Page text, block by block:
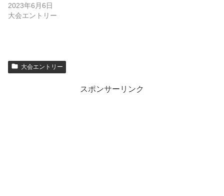
2023年6月6日
大会エントリー
大会エントリー
スポンサーリンク